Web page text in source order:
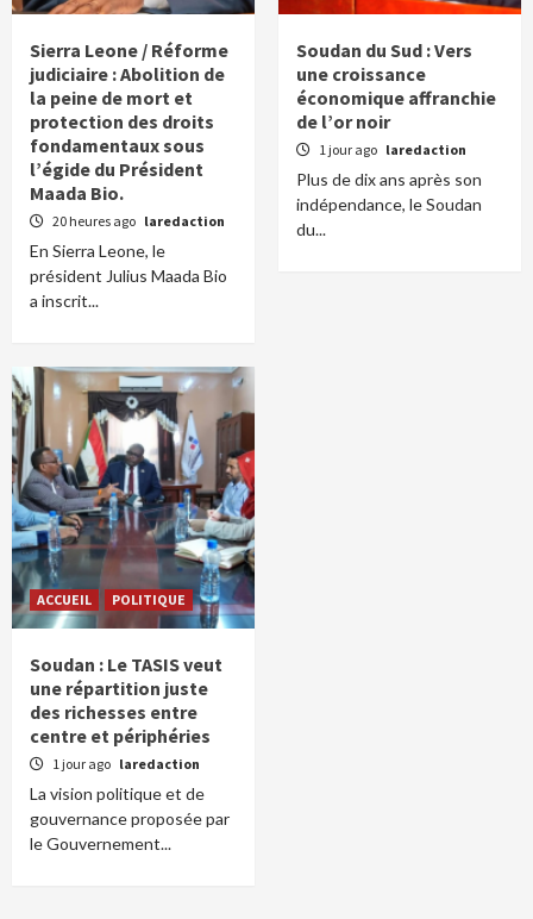
Sierra Leone / Réforme
judiciaire : Abolition de
la peine de mort et
protection des droits
fondamentaux sous
l’égide du Président
Maada Bio.
20 heures ago laredaction
En Sierra Leone, le
président Julius Maada Bio
a inscrit...
Soudan du Sud : Vers
une croissance
économique affranchie
de l’or noir
1 jour ago laredaction
Plus de dix ans après son
indépendance, le Soudan
du...
ACCUEIL POLITIQUE
Soudan : Le TASIS veut
une répartition juste
des richesses entre
centre et périphéries
1 jour ago laredaction
La vision politique et de
gouvernance proposée par
le Gouvernement...